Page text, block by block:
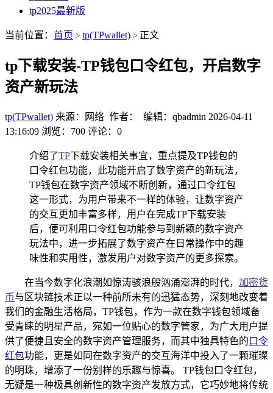
tp2025最新版
当前位置： 首页 > tp(TPwallet) > 正文
tp下载安装-TP钱包口令红包，开启数字
资产新玩法
tp(TPwallet) 来源：网络 作者： 编辑：qbadmin 2026-04-11
13:16:09 浏览：700 评论：0
介绍了TP下载安装相关事宜，重点提及TP钱包的
口令红包功能，此功能开启了数字资产的新玩法，
TP钱包在数字资产领域不断创新，通过口令红包
这一形式，为用户带来不一样的体验，让数字资产
的交互更加丰富多样，用户在完成TP下载安装
后，便可利用口令红包功能参与到新颖的数字资产
玩法中，进一步拓展了数字资产在日常操作中的趣
味性和实用性，激发用户对数字资产的更多探索。
在当今数字化浪潮如惊涛骇浪般汹涌澎湃的时代， 加密货
币与区块链技术正以一种前所未有的迅猛态势，深刻地改变着
我们的金融生活格局，TP钱包，作为一款在数字钱包领域备
受青睐的明星产品，宛如一位贴心的数字管家，为广大用户提
供了便捷且安全的数字资产管理服务，而其中独具特色的 口令
红包功能，更是如同在数字资产的交互海洋中投入了一颗璀璨
的明珠，增添了一份别样的乐趣与惊喜。 TP钱包口令红包，
无疑是一种极具创新性的数字资产发放方式，它巧妙地将传统